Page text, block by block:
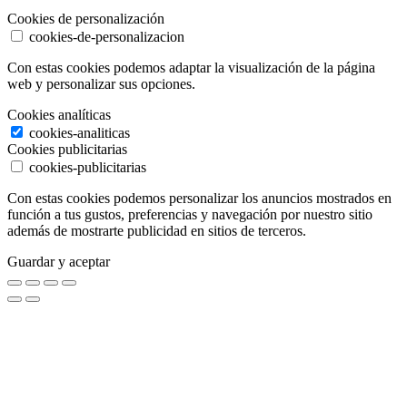
Cookies de personalización
cookies-de-personalizacion
Con estas cookies podemos adaptar la visualización de la página
web y personalizar sus opciones.
Cookies analíticas
cookies-analiticas
Cookies publicitarias
cookies-publicitarias
Con estas cookies podemos personalizar los anuncios mostrados en
función a tus gustos, preferencias y navegación por nuestro sitio
además de mostrarte publicidad en sitios de terceros.
Guardar y aceptar